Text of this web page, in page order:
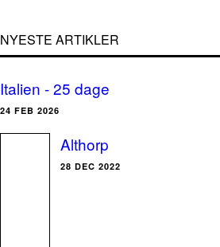
NYESTE ARTIKLER
Italien - 25 dage
24 FEB 2026
Althorp
28 DEC 2022